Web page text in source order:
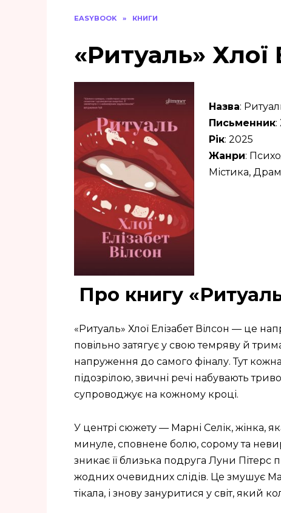
EASYBOOK » КНИГИ
«Ритуаль» Хлої
Назва:
Письменник:
Рік: 2025
Жанри:
Містика,
Про книгу
«Ритуаль» Хлої Елізабет Вілсон — це
повільно затягує у свою темряву й
напруження до самого фіналу. Тут
підозрілою, звичні речі набувають
супроводжує на кожному кроці.
У центрі сюжету — Марні Селік, жінка,
минуле, сповнене болю, сорому та
зникає її близька подруга Луни Пітерс
жодних очевидних слідів. Це змушує
тікала, і знову зануритися у світ, який